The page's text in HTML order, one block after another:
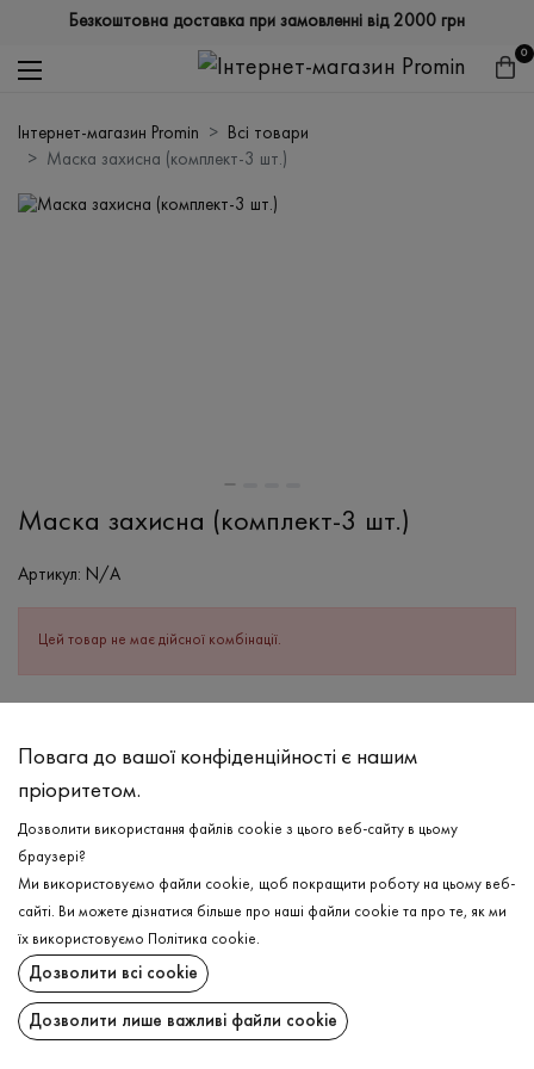
Безкоштовна доставка при замовленні від 2000 грн
0
Інтернет-магазин Promin
Всі товари
Маска захисна (комплект-3 шт.)
Маска захисна (комплект-3 шт.)
Артикул: N/A
Цей товар не має дійсної комбінації.
СКЛАД
Бавовна - 95%, Еластан - 5%
ДОГЛЯД
Прання в холодній воді (до 30 ° C)
Відбілювання заборонено
Прасувати при середній температурі
Щадний віджим і сушка
Щадна хімчистка
ДОСТАВКА
ПОВЕРНЕННЯ
Повага до вашої конфіденційності є нашим
пріоритетом.
Дозволити використання файлів cookie з цього веб-сайту в цьому
браузері?
Ми використовуємо файли cookie, щоб покращити роботу на цьому веб-
сайті. Ви можете дізнатися більше про наші файли cookie та про те, як ми
їх використовуємо
Політика cookie.
Дозволити всі cookie
Дозволити лише важливі файли cookie